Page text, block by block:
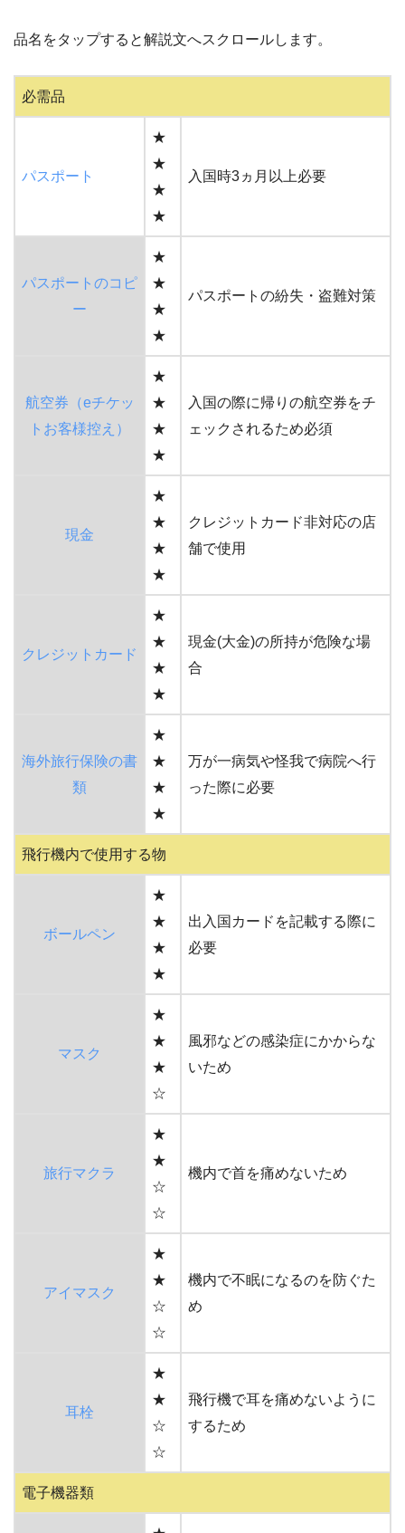
品名をタップすると解説文へスクロールします。
必需品
パスポート
★
★
★
★
入国時3ヵ月以上必要
パスポートのコピ
ー
★
★
★
★
パスポートの紛失・盗難対策
航空券（eチケッ
トお客様控え）
★
★
★
★
入国の際に帰りの航空券をチ
ェックされるため必須
現金
★
★
★
★
クレジットカード非対応の店
舗で使用
クレジットカード
★
★
★
★
現金(大金)の所持が危険な場
合
海外旅行保険の書
類
★
★
★
★
万が一病気や怪我で病院へ行
った際に必要
飛行機内で使用する物
ボールペン
★
★
★
★
出入国カードを記載する際に
必要
マスク
★
★
★
☆
風邪などの感染症にかからな
いため
旅行マクラ
★
★
☆
☆
機内で首を痛めないため
アイマスク
★
★
☆
☆
機内で不眠になるのを防ぐた
め
耳栓
★
★
☆
☆
飛行機で耳を痛めないように
するため
電子機器類